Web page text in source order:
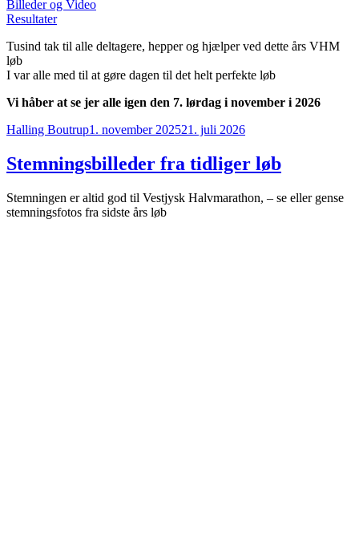
Billeder og Video
Resultater
Tusind tak til alle deltagere, hepper og hjælper ved dette års VHM
løb
I var alle med til at gøre dagen til det helt perfekte løb
Vi håber at se jer alle igen den 7. lørdag i november i 2026
Forfatter
Halling BoutrupUdgivet
1. november 202521. juli 2026
Stemningsbilleder fra tidliger løb
Stemningen er altid god til Vestjysk Halvmarathon, – se eller gense
stemningsfotos fra sidste års løb